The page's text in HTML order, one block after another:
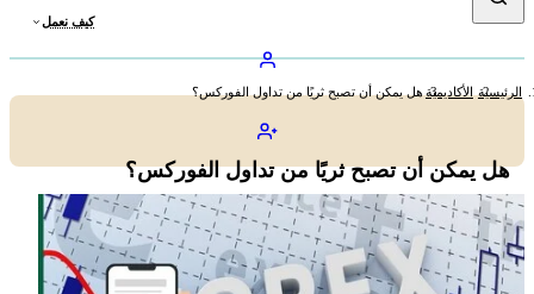
كيف نعمل
الرئيسية الأكاديمية هل يمكن أن تصبح ثريًا من تداول الفوركس؟
هل يمكن أن تصبح ثريًا من تداول الفوركس؟